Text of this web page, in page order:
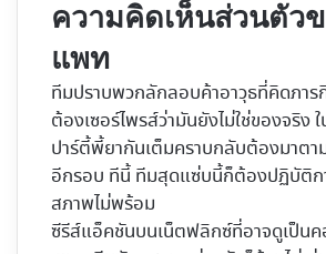
ความคิดเห็นส่วนตัว
แพท
ทีมปราบพวกลักลอบค้าอาวุธที่คิดภาร
ต้องเซอร์ไพรส์ว่ามันยังไม่ใช่ของจริง
ปาร์ตี้พี้ยากันเต็มคราบกลับต้องมาตา
อีกรอบ ทีนี้ ทีมสุดแซ่บนี้ก็ต้องปฏิบัติก
สภาพไม่พร้อม
ซีรีส์แอ็คชันบนเน็ตฟลิกซ์ที่อาจดูเป็น